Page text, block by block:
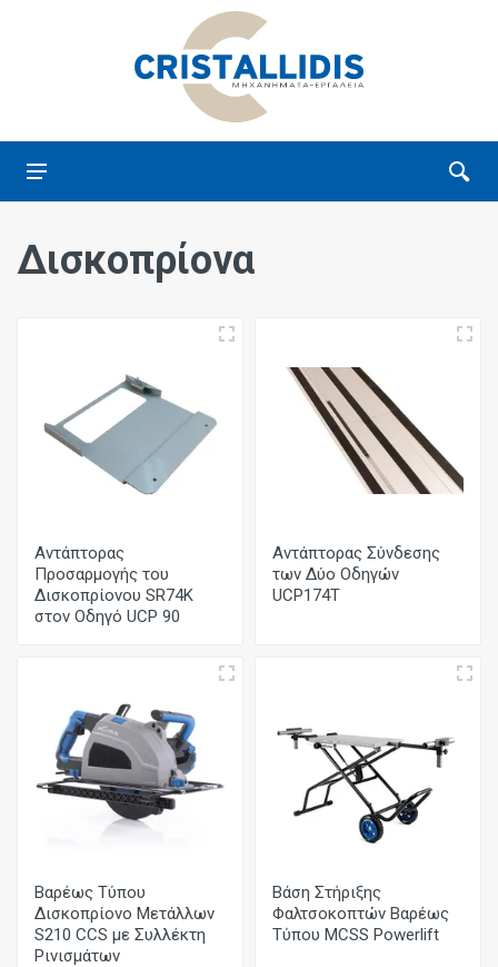
Δισκοπρίονα
Αντάπτορας
Προσαρμογής του
Δισκοπρίονου SR74K
στον Οδηγό UCP 90
Αντάπτορας Σύνδεσης
των Δύο Οδηγών
UCP174T
Βαρέως Τύπου
Δισκοπρίονο Μετάλλων
S210 CCS με Συλλέκτη
Ρινισμάτων
Βάση Στήριξης
Φαλτσοκοπτών Βαρέως
Τύπου MCSS Powerlift